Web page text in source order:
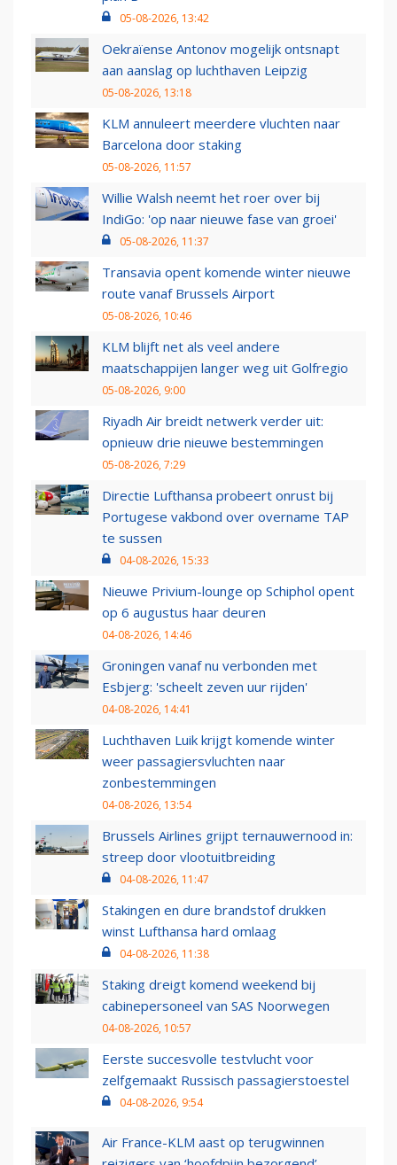
05-08-2026, 13:42
Oekraïense Antonov mogelijk ontsnapt
aan aanslag op luchthaven Leipzig
05-08-2026, 13:18
KLM annuleert meerdere vluchten naar
Barcelona door staking
05-08-2026, 11:57
Willie Walsh neemt het roer over bij
IndiGo: 'op naar nieuwe fase van groei'
05-08-2026, 11:37
Transavia opent komende winter nieuwe
route vanaf Brussels Airport
05-08-2026, 10:46
KLM blijft net als veel andere
maatschappijen langer weg uit Golfregio
05-08-2026, 9:00
Riyadh Air breidt netwerk verder uit:
opnieuw drie nieuwe bestemmingen
05-08-2026, 7:29
Directie Lufthansa probeert onrust bij
Portugese vakbond over overname TAP
te sussen
04-08-2026, 15:33
Nieuwe Privium-lounge op Schiphol opent
op 6 augustus haar deuren
04-08-2026, 14:46
Groningen vanaf nu verbonden met
Esbjerg: 'scheelt zeven uur rijden'
04-08-2026, 14:41
Luchthaven Luik krijgt komende winter
weer passagiersvluchten naar
zonbestemmingen
04-08-2026, 13:54
Brussels Airlines grijpt ternauwernood in:
streep door vlootuitbreiding
04-08-2026, 11:47
Stakingen en dure brandstof drukken
winst Lufthansa hard omlaag
04-08-2026, 11:38
Staking dreigt komend weekend bij
cabinepersoneel van SAS Noorwegen
04-08-2026, 10:57
Eerste succesvolle testvlucht voor
zelfgemaakt Russisch passagierstoestel
04-08-2026, 9:54
Air France-KLM aast op terugwinnen